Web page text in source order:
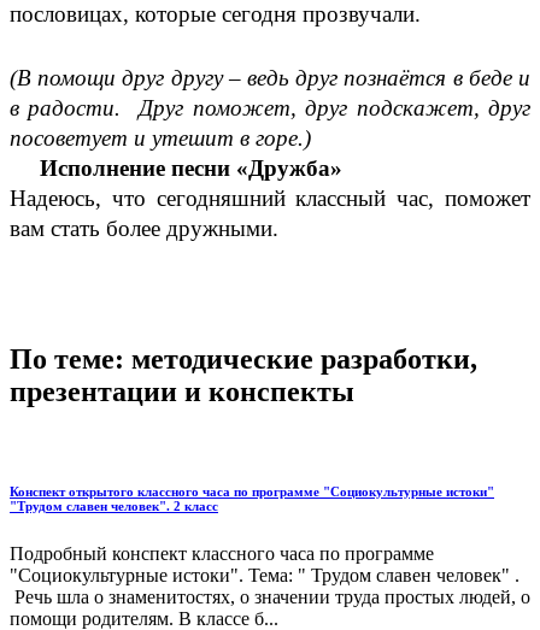
пословицах, которые сегодня прозвучали.
(В помощи друг другу – ведь друг познаётся в беде и
в радости. Друг поможет, друг подскажет, друг
посоветует и утешит в горе.)
Исполнение песни «Дружба»
Надеюсь, что сегодняшний классный час, поможет
вам стать более дружными.
По теме: методические разработки,
презентации и конспекты
Конспект открытого классного часа по программе "Социокультурные истоки"
"Трудом славен человек". 2 класс
Подробный конспект классного часа по программе
"Социокультурные истоки". Тема: " Трудом славен человек" .
Речь шла о знаменитостях, о значении труда простых людей, о
помощи родителям. В классе б...